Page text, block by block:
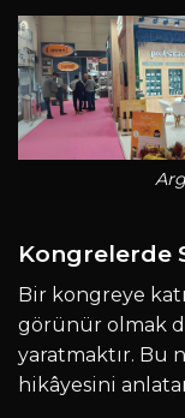
Kongrelerde
Bir kongreye
görünür olmak
yaratmaktır. Bu
hikâyesini